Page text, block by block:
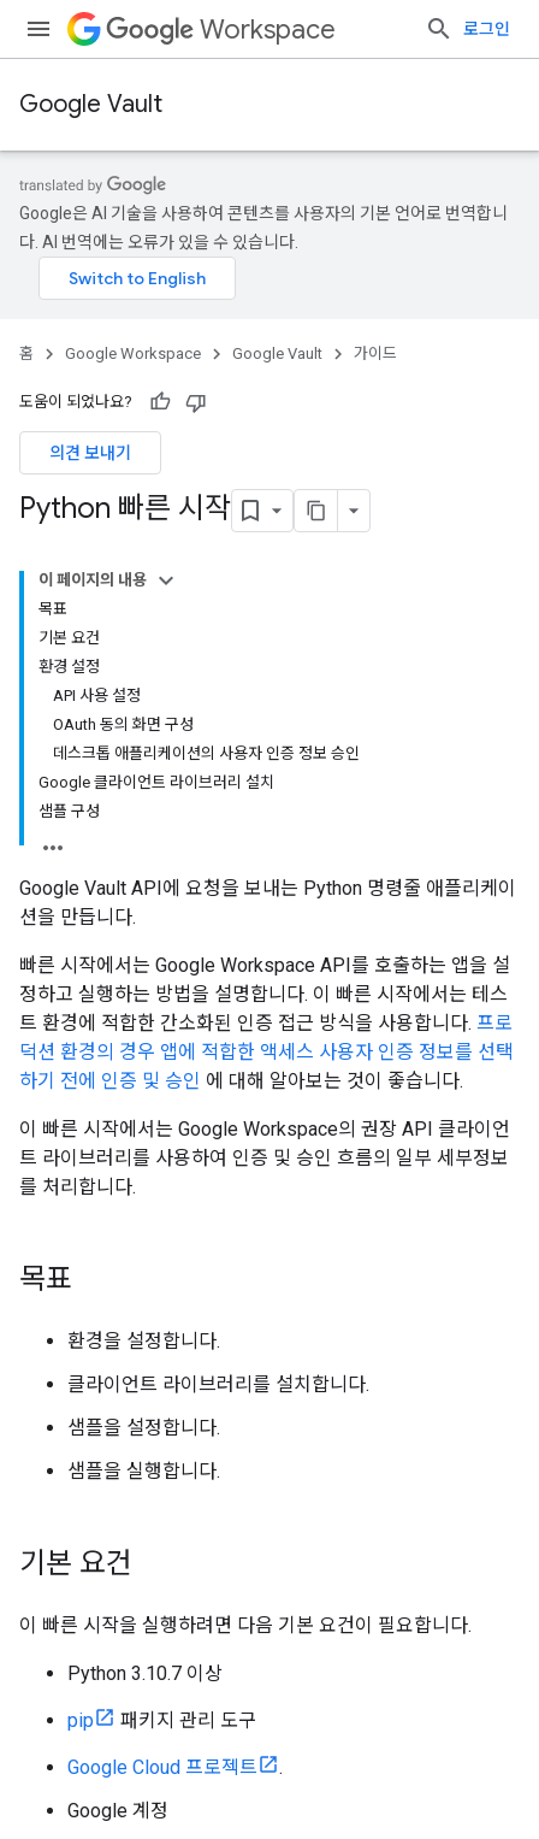
Workspace 로그인
Google Vault
Google은 AI 기술을 사용하여 콘텐츠를 사용자의 기본 언어로 번역합니
다. AI 번역에는 오류가 있을 수 있습니다.
홈 Google Workspace Google Vault 가이드
도움이 되었나요?
의견 보내기
Python 빠른 시작
이 페이지의 내용
목표
기본 요건
환경 설정
API 사용 설정
OAuth 동의 화면 구성
데스크톱 애플리케이션의 사용자 인증 정보 승인
Google 클라이언트 라이브러리 설치
샘플 구성
Google Vault API에 요청을 보내는 Python 명령줄 애플리케이
션을 만듭니다.
빠른 시작에서는 Google Workspace API를 호출하는 앱을 설
정하고 실행하는 방법을 설명합니다. 이 빠른 시작에서는 테스
트 환경에 적합한 간소화된 인증 접근 방식을 사용합니다. 프로
덕션 환경의 경우 앱에 적합한 액세스 사용자 인증 정보를 선택
하기 전에 인증 및 승인 에 대해 알아보는 것이 좋습니다.
이 빠른 시작에서는 Google Workspace의 권장 API 클라이언
트 라이브러리를 사용하여 인증 및 승인 흐름의 일부 세부정보
를 처리합니다.
목표
환경을 설정합니다.
클라이언트 라이브러리를 설치합니다.
샘플을 설정합니다.
샘플을 실행합니다.
기본 요건
이 빠른 시작을 실행하려면 다음 기본 요건이 필요합니다.
Python 3.10.7 이상
pip 패키지 관리 도구
Google Cloud 프로젝트
.
Google 계정